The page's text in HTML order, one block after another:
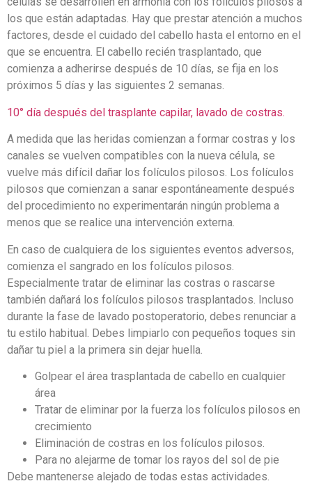
los que están adaptadas. Hay que prestar atención a muchos
factores, desde el cuidado del cabello hasta el entorno en el
que se encuentra. El cabello recién trasplantado, que
comienza a adherirse después de 10 días, se fija en los
próximos 5 días y las siguientes 2 semanas.
10° día después del trasplante capilar, lavado de costras.
A medida que las heridas comienzan a formar costras y los
canales se vuelven compatibles con la nueva célula, se
vuelve más difícil dañar los folículos pilosos. Los folículos
pilosos que comienzan a sanar espontáneamente después
del procedimiento no experimentarán ningún problema a
menos que se realice una intervención externa.
En caso de cualquiera de los siguientes eventos adversos,
comienza el sangrado en los folículos pilosos.
Especialmente tratar de eliminar las costras o rascarse
también dañará los folículos pilosos trasplantados. Incluso
durante la fase de lavado postoperatorio, debes renunciar a
tu estilo habitual. Debes limpiarlo con pequeños toques sin
dañar tu piel a la primera sin dejar huella.
Golpear el área trasplantada de cabello en cualquier
área
Tratar de eliminar por la fuerza los folículos pilosos en
crecimiento
Eliminación de costras en los folículos pilosos.
Para no alejarme de tomar los rayos del sol de pie
Debe mantenerse alejado de todas estas actividades.